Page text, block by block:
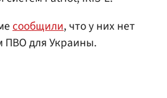
сообщили, что у них нет
ПВО для Украины.